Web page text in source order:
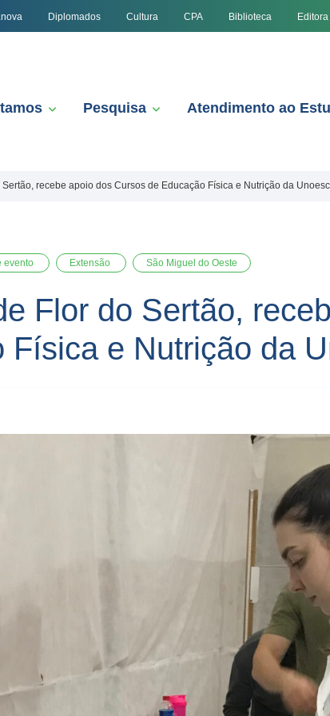
Diplomados Cultura CPA Biblioteca Editora
Pesquisa Atendimento ao
Sertão, recebe apoio dos Cursos de Educação Física e Nutrição da Unoesc
evento Extensão São Miguel do Oeste
Flor do Sertão,
Física e Nutrição da